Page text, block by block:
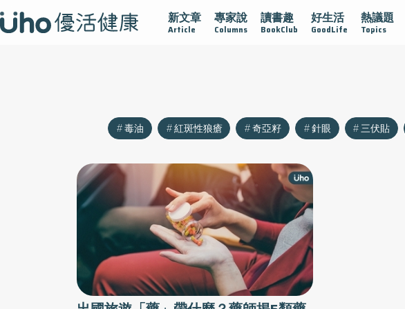
新文章
Article
專家說
Columns
讀書趣
BookClub
好生活
GoodLife
熱議題
Topics
黏 守護腺在 疫情保衛戰 再生醫學 愛的未來視 認識攝護腺肥大
毒油 紅斑性狼瘡 奇亞籽 針眼 三伏貼